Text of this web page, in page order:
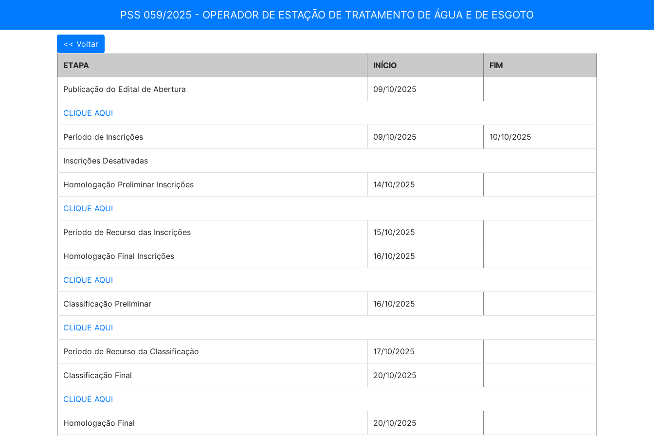
PSS 059/2025 - OPERADOR DE ESTAÇÃO DE TRATAMENTO DE ÁGUA E DE ESGOTO
ETAPA INÍCIO FIM
Publicação do Edital de Abertura 09/10/2025
CLIQUE AQUI
Período de Inscrições 09/10/2025 10/10/2025
Inscrições Desativadas
Homologação Preliminar Inscrições 14/10/2025
CLIQUE AQUI
Período de Recurso das Inscrições 15/10/2025
Homologação Final Inscrições 16/10/2025
CLIQUE AQUI
Classificação Preliminar 16/10/2025
CLIQUE AQUI
Período de Recurso da Classificação 17/10/2025
Classificação Final 20/10/2025
CLIQUE AQUI
Homologação Final 20/10/2025